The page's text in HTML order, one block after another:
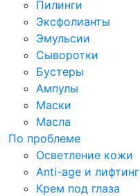
Пилинги
Эксфолианты
Эмульсии
Сыворотки
Бустеры
Ампулы
Маски
Масла
По проблеме
Осветление кожи
Anti-age и лифтинг
Крем под глаза